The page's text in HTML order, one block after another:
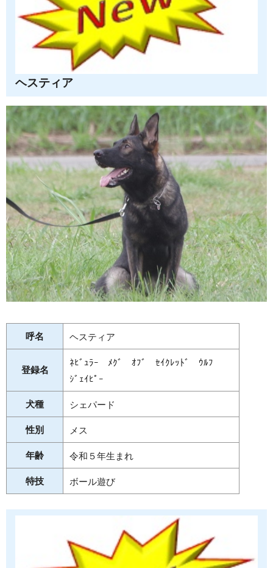
ヘスティア
呼名 ヘスティア
登録名
ﾈﾋﾞｭﾗｰ ﾒｸﾞ ｵﾌﾞ ｾｲｸﾚｯﾄﾞ ｳﾙﾌ
ｼﾞｪｲﾋﾟｰ
犬種 シェパード
性別 メス
年齢 令和５年生まれ
特技 ボール遊び